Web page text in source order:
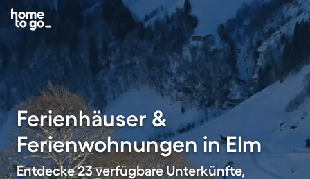
Ferienhäuser &
Ferienwohnungen in Elm
Entdecke 23 verfügbare Unterkünfte,